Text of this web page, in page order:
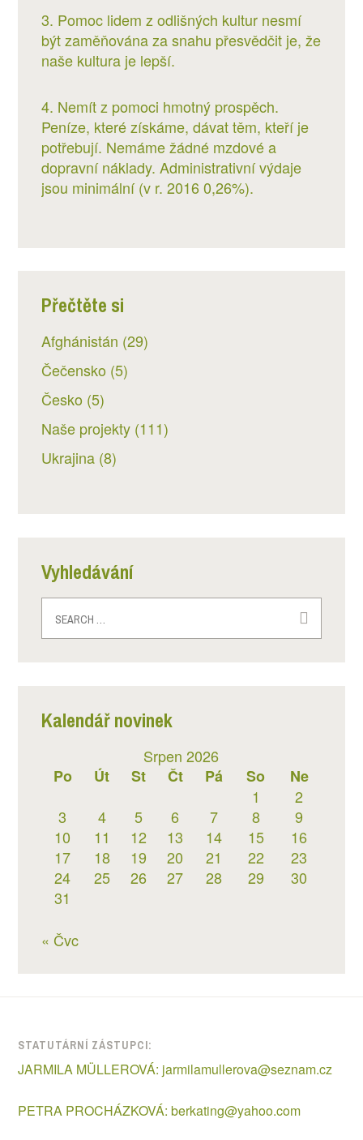
3. Pomoc lidem z odlišných kultur nesmí
být zaměňována za snahu přesvědčit je, že
naše kultura je lepší.
4. Nemít z pomoci hmotný prospěch.
Peníze, které získáme, dávat těm, kteří je
potřebují. Nemáme žádné mzdové a
dopravní náklady. Administrativní výdaje
jsou minimální (v r. 2016 0,26%).
Přečtěte si
Afghánistán (29)
Čečensko (5)
Česko (5)
Naše projekty (111)
Ukrajina (8)
Vyhledávání
for:
Kalendář novinek
Srpen 2026
Po
Út St Čt Pá So
Ne
1
2
3
4 5 6 7 8
9
10
11 12 13 14 15
16
17
18 19 20 21 22
23
24
25 26 27 28 29
30
31
« Čvc
STATUTÁRNÍ ZÁSTUPCI:
JARMILA MÜLLEROVÁ: jarmilamullerova@seznam.cz
PETRA PROCHÁZKOVÁ:berkating@yahoo.com